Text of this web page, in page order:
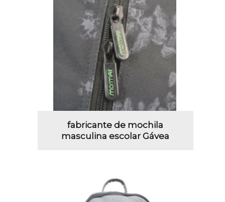
fabricante de mochila
masculina escolar Gávea